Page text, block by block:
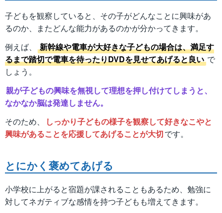
子どもを観察していると、その子がどんなことに興味があ
るのか、またどんな能力があるのかが分かってきます。
例えば、
新幹線や電車が大好きな子どもの場合は、満足す
るまで踏切で電車を待ったりDVDを見せてあげると良い で
しょう。
親が子どもの興味を無視して理想を押し付けてしまうと、
なかなか脳は発達しません。
そのため、
しっかり子どもの様子を観察して好きなこやと
興味があることを応援してあげることが大切です。
とにかく褒めてあげる
小学校に上がると宿題が課されることもあるため、勉強に
対してネガティブな感情を持つ子どもも増えてきます。